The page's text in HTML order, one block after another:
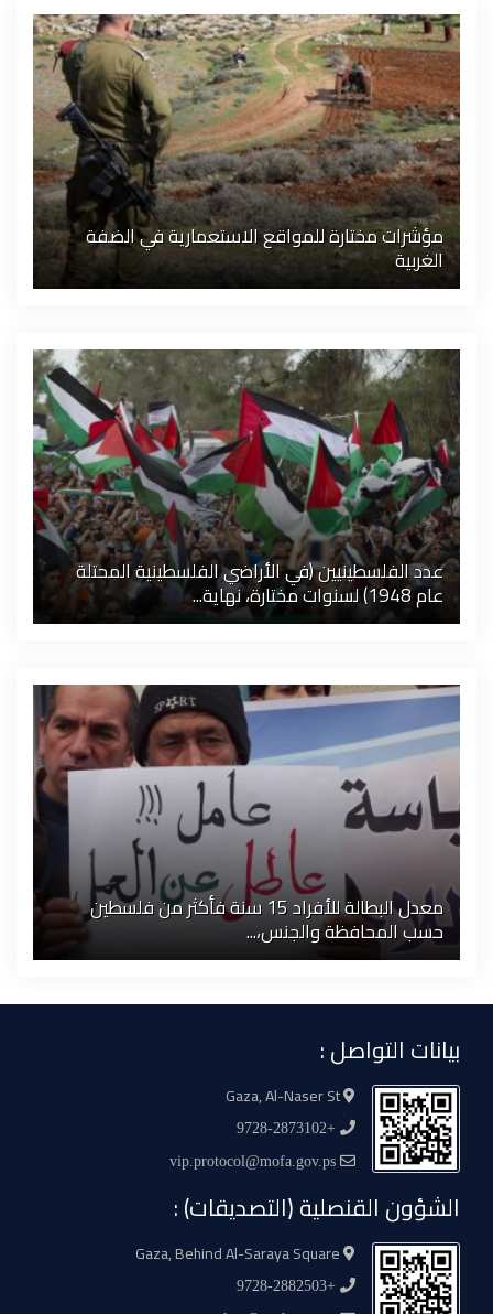
مؤشرات مختارة للمواقع الاستعمارية في الضفة
الغربية
عدد الفلسطينيين (في الأراضي الفلسطينية المحتلة
عام 1948) لسنوات مختارة، نهاية...
معدل البطالة للأفراد 15 سنة فأكثر من فلسطين
حسب المحافظة والجنس،...
بيانات التواصل :
Gaza, Al-Naser St
+9728-2873102
الشؤون القنصلية (التصديقات) :
+9728-2882503